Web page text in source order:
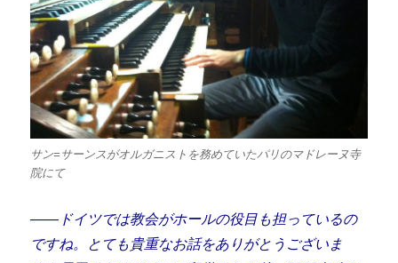
サン=サーンスがオルガニストを務めていたパリのマドレーヌ寺
院にて
――ドイツでは教会がホールの役目も担っているの
ですね。とても貴重なお話をありがとうございま